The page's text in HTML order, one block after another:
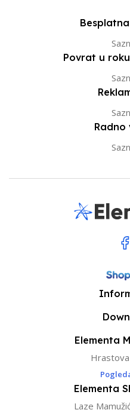
Povrat u
Radno
Elementa
Elementa
Laze